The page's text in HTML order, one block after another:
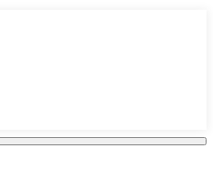
en tu plataforma.